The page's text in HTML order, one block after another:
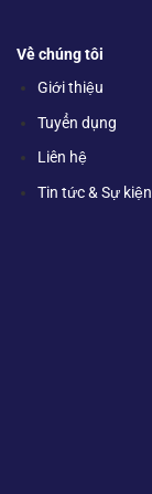
Về chúng tôi
Giới thiệu
Tuyển dụng
Liên hệ
Tin tức & Sự kiện